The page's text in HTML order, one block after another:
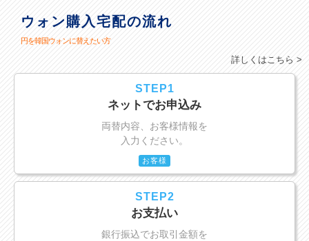
ウォン購入宅配の流れ
円を韓国ウォンに替えたい方
詳しくはこちら >
STEP1
ネットでお申込み
両替内容、お客様情報を
入力ください。
お客様
STEP2
お支払い
銀行振込でお取引金額を